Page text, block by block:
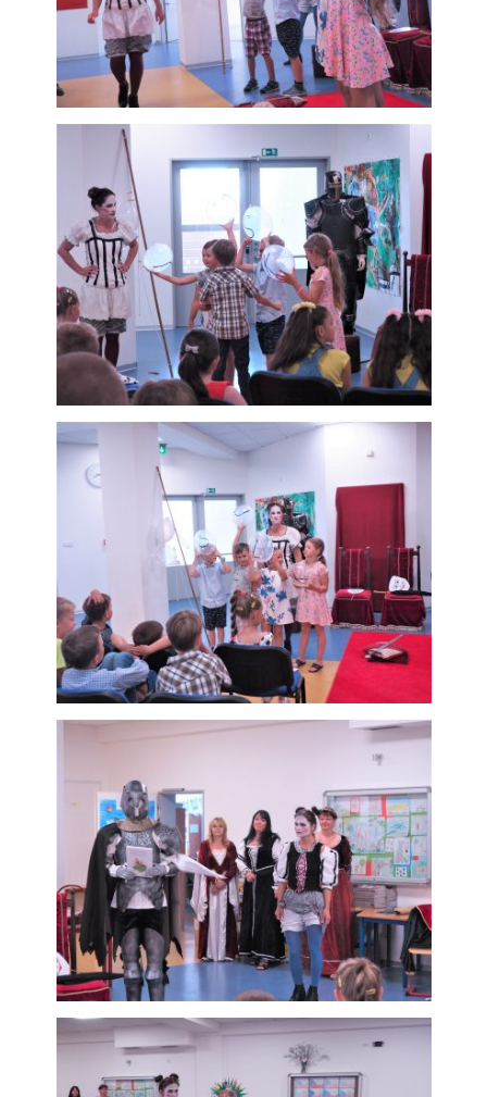
souhlas, nebudete
příjemcem obsahů
a reklam
přizpůsobených
Vašim zájmům.